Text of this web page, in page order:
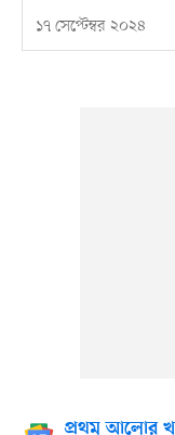
১৭ সেপ্টেম্বর ২০২৪
প্রথম আলোর